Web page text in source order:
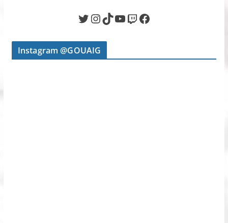
Twitter InstagramTikTok YouTube Twitch Facebook
Instagram @GOUAIG